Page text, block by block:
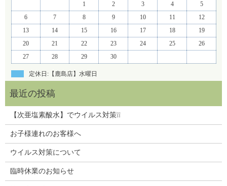
1
2 3 4
5
6
7 8 9 10 11
12
13
14 15 16 17 18
19
20
21 22 23 24 25
26
27
28 29 30
定休日:【鹿島店】水曜日
【次亜塩素酸水】でウイルス対策❕❕
お子様連れのお客様へ
ウイルス対策について
臨時休業のお知らせ